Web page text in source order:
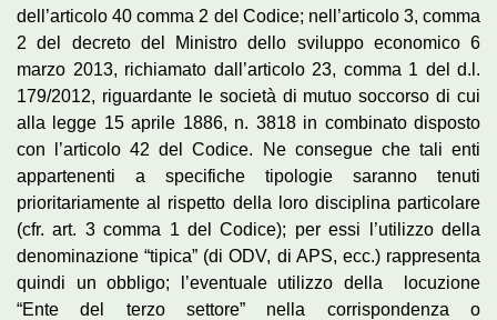
dell’articolo 40 comma 2 del Codice; nell’articolo 3, comma
2 del decreto del Ministro dello sviluppo economico 6
marzo 2013, richiamato dall’articolo 23, comma 1 del d.l.
179/2012, riguardante le società di mutuo soccorso di cui
alla legge 15 aprile 1886, n. 3818 in combinato disposto
con l’articolo 42 del Codice. Ne consegue che tali enti
appartenenti a specifiche tipologie saranno tenuti
prioritariamente al rispetto della loro disciplina particolare
(cfr. art. 3 comma 1 del Codice); per essi l’utilizzo della
denominazione “tipica” (di ODV, di APS, ecc.) rappresenta
quindi un obbligo; l’eventuale utilizzo della locuzione
“Ente del terzo settore” nella corrispondenza o